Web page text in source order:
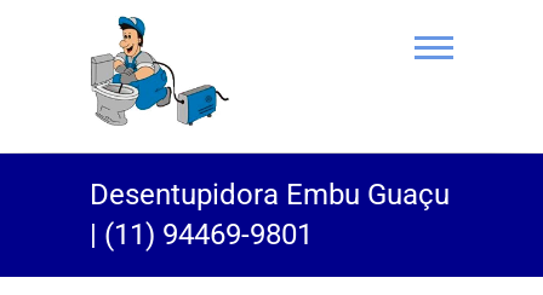
(11) 94469-
9801 |
Rei do Esgoto
Desentupidora Embu Guaçu
| (11) 94469-9801